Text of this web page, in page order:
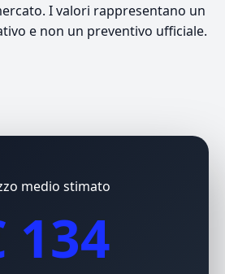
I valori rappresentano un
e non un preventivo ufficiale.
medio stimato
134